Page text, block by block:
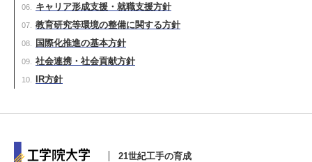
キャリア形成支援・就職支援方針
教育研究等環境の整備に関する方針
国際化推進の基本方針
社会連携・社会貢献方針
IR方針
21世紀工手の育成